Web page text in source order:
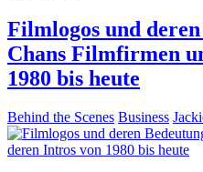
Filmlogos und
Chans Filmfirmen
1980 bis heute
Behind the Scenes Business